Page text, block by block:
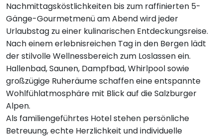
Nachmittagsköstlichkeiten bis zum raffinierten 5-
Gänge-Gourmetmenü am Abend wird jeder
Urlaubstag zu einer kulinarischen Entdeckungsreise.
Nach einem erlebnisreichen Tag in den Bergen lädt
der stilvolle Wellnessbereich zum Loslassen ein.
Hallenbad, Saunen, Dampfbad, Whirlpool sowie
großzügige Ruheräume schaffen eine entspannte
Wohlfühlatmosphäre mit Blick auf die Salzburger
Alpen.
Als familiengeführtes Hotel stehen persönliche
Betreuung, echte Herzlichkeit und individuelle